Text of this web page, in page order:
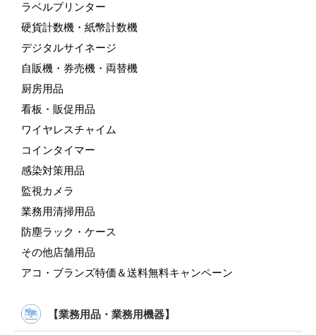
ラベルプリンター
硬貨計数機・紙幣計数機
デジタルサイネージ
自販機・券売機・両替機
厨房用品
看板・販促用品
ワイヤレスチャイム
コインタイマー
感染対策用品
監視カメラ
業務用清掃用品
防塵ラック・ケース
その他店舗用品
アコ・ブランズ特価＆送料無料キャンペーン
【業務用品・業務用機器】